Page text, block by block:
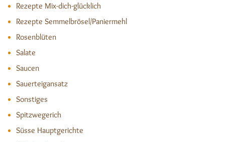
Rezepte Mix-dich-glücklich
Rezepte Semmelbrösel/Paniermehl
Rosenblüten
Salate
Saucen
Sauerteigansatz
Sonstiges
Spitzwegerich
Süsse Hauptgerichte